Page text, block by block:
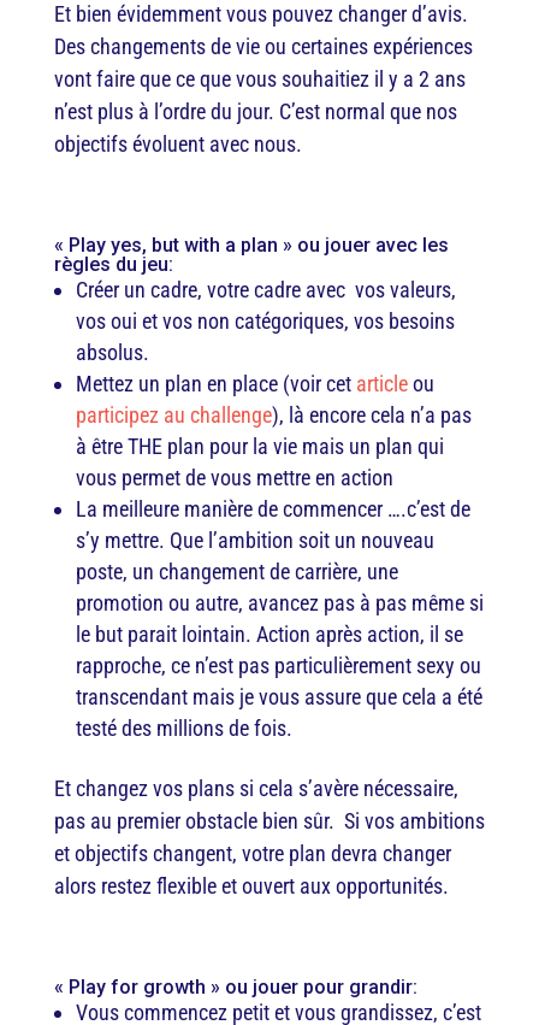
Et bien évidemment vous pouvez changer d’avis.
Des changements de vie ou certaines expériences
vont faire que ce que vous souhaitiez il y a 2 ans
n’est plus à l’ordre du jour. C’est normal que nos
objectifs évoluent avec nous.
« Play yes, but with a plan » ou jouer avec les
règles du jeu:
Créer un cadre, votre cadre avec vos valeurs,
vos oui et vos non catégoriques, vos besoins
absolus.
Mettez un plan en place (voir cet articleou
participez au challenge), là encore cela n’a pas
à être THE plan pour la vie mais un plan qui
vous permet de vous mettre en action
La meilleure manière de commencer ….c’est de
s’y mettre. Que l’ambition soit un nouveau
poste, un changement de carrière, une
promotion ou autre, avancez pas à pas même si
le but parait lointain. Action après action, il se
rapproche, ce n’est pas particulièrement sexy ou
transcendant mais je vous assure que cela a été
testé des millions de fois.
Et changez vos plans si cela s’avère nécessaire,
pas au premier obstacle bien sûr. Si vos ambitions
et objectifs changent, votre plan devra changer
alors restez flexible et ouvert aux opportunités.
« Play for growth » ou jouer pour grandir:
Vous commencez petit et vous grandissez, c’est